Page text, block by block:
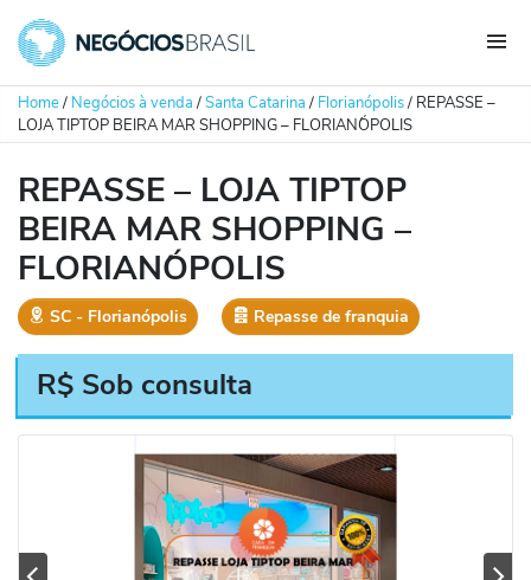
Home/ Negócios à venda/Santa Catarina/ Florianópolis/ REPASSE –
LOJA TIPTOP BEIRA MAR SHOPPING – FLORIAN´ÓPOLIS
REPASSE – LOJA TIPTOP
BEIRA MAR SHOPPING –
FLORIAN´ÓPOLIS
SC ‐ Florianópolis Repasse de franquia
R$ Sob consulta